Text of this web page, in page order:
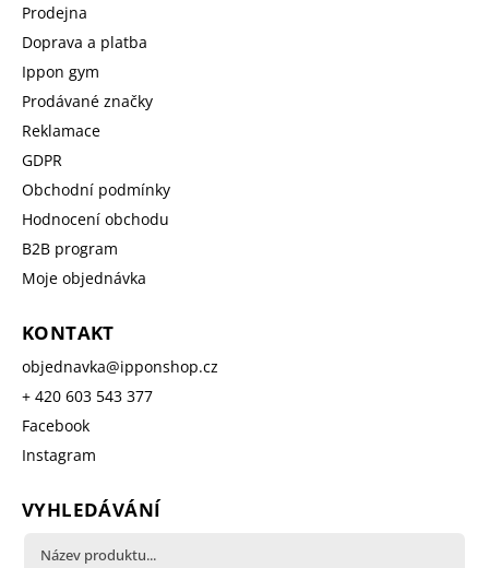
Prodejna
Doprava a platba
Ippon gym
Prodávané značky
Reklamace
GDPR
Obchodní podmínky
Hodnocení obchodu
B2B program
Moje objednávka
KONTAKT
objednavka@ipponshop.cz
+ 420 603 543 377
Facebook
Instagram
VYHLEDÁVÁNÍ